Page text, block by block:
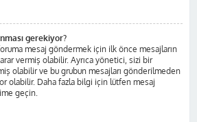
gerekiyor?
mesaj göndermek için ilk önce mesajların
vermiş olabilir. Ayrıca yönetici, sizi bir
olabilir ve bu grubun mesajları gönderilmeden
olabilir. Daha fazla bilgi için lütfen mesaj
geçin.